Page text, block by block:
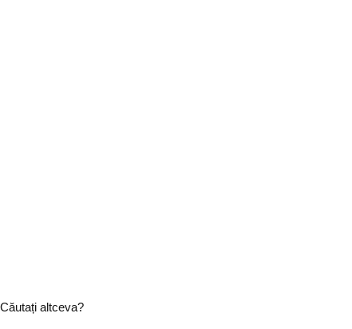
Căutați altceva?